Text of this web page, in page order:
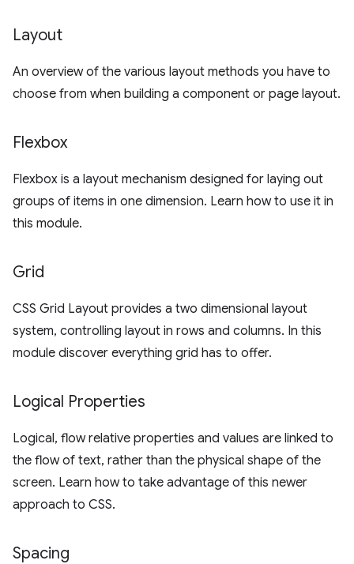
Layout
An overview of the various layout methods you have to
choose from when building a component or page layout.
Flexbox
Flexbox is a layout mechanism designed for laying out
groups of items in one dimension. Learn how to use it in
this module.
Grid
CSS Grid Layout provides a two dimensional layout
system, controlling layout in rows and columns. In this
module discover everything grid has to offer.
Logical Properties
Logical, flow relative properties and values are linked to
the flow of text, rather than the physical shape of the
screen. Learn how to take advantage of this newer
approach to CSS.
Spacing